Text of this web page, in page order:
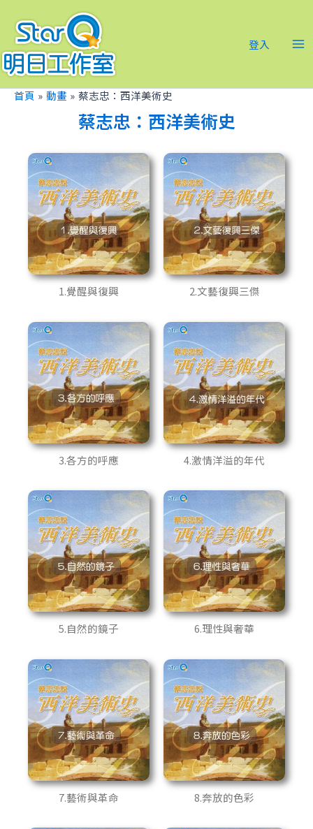
要
內
容
登入
首頁 動畫 蔡志忠：西洋美術史
蔡志忠：西洋美術史
1.覺醒與復興 2.文藝復興三傑
3.各方的呼應 4.激情洋溢的年代
5.自然的鏡子 6.理性與奢華
7.藝術與革命 8.奔放的色彩